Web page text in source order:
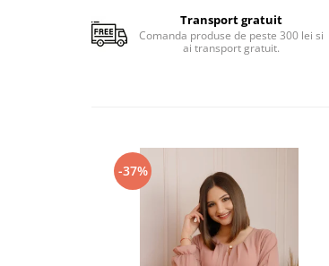
Transport gratuit
Comanda produse de peste 300 lei si
ai transport gratuit.
-37%